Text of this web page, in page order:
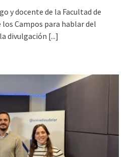
y docente de la Facultad de
los Campos para hablar del
divulgación [...]